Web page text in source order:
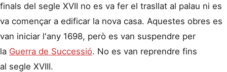
finals del segle XVII no es va fer el trasllat al palau ni es
va començar a edificar la nova casa. Aquestes obres es
van iniciar l'any 1698, però es van suspendre per
la Guerra de Successió. No es van reprendre fins
al segle XVIII.